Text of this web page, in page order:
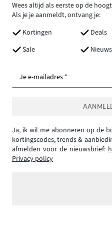
Wees altijd als eerste op de
Als je je aanmeldt, ontvang je:
Kortingen
Deals
Sale
Je e-mailadres *
Ja, ik wil me abonneren op de
kortingscodes, trends &
afmelden voor de nieuwsbrief:
Privacy policy